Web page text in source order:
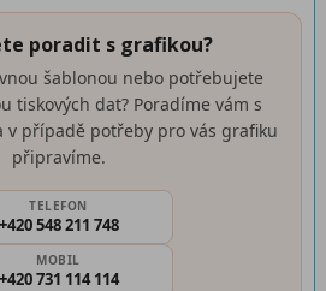
poradit s grafikou?
šablonou nebo potřebujete
tiskových dat? Poradíme vám s
v případě potřeby pro vás grafiku
připravíme.
TELEFON
+420 548 211 748
MOBIL
+420 731 114 114